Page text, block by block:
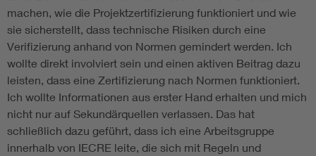
machen, wie die Projektzertifizierung funktioniert und wie
sie sicherstellt, dass technische Risiken durch eine
Verifizierung anhand von Normen gemindert werden. Ich
wollte direkt involviert sein und einen aktiven Beitrag dazu
leisten, dass eine Zertifizierung nach Normen funktioniert.
Ich wollte Informationen aus erster Hand erhalten und mich
nicht nur auf Sekundärquellen verlassen. Das hat
schließlich dazu geführt, dass ich eine Arbeitsgruppe
innerhalb von IECRE leite, die sich mit Regeln und